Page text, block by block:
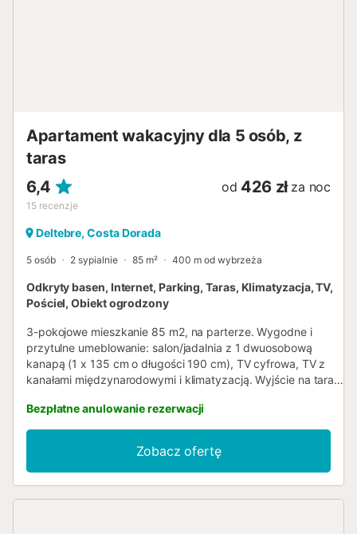
Apartament wakacyjny dla 5 osób, z
taras
6,4
15 recenzje
od 426 zł za noc
Deltebre, Costa Dorada
5 osób 2 sypialnie 85 m² 400 m od wybrzeża
Odkryty basen, Internet, Parking, Taras, Klimatyzacja, TV,
Pościel, Obiekt ogrodzony
3-pokojowe mieszkanie 85 m2, na parterze. Wygodne i
przytulne umeblowanie: salon/jadalnia z 1 dwuosobową
kanapą (1 x 135 cm o długości 190 cm), TV cyfrowa, TV z
kanałami międzynarodowymi i klimatyzacją. Wyjście na taras.
długości 190 cm). 1 pokój 2-osobowy z 2 łóżkami (90 cm, o
długości 190 cm). Otwarta kuchnia (piekarnik, zmywarka do
naczyń, 4 palniki – kuchenka z płytą ceramiczną, toster,
czajnik elektryczny, kuchenka mikrofalowa, zamrażarka).
Krótka wanna/bidet/WC. Klimatyzacja, ogrzewanie ciepłym
Bezpłatne anulowanie rezerwacji
Zobacz ofertę